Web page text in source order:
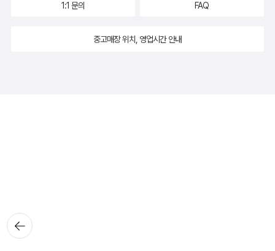
뒤로가
기
1:1 문의 FAQ
중고매장 위치, 영업시간 안내